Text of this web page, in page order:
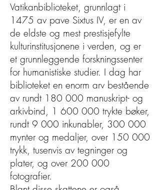
Vatikanbiblioteket, grunnlagt i
1475 av pave Sixtus IV, er en av
de eldste og mest prestisjefylte
kulturinstitusjonene i verden, og er
et grunnleggende forskningssenter
for humanistiske studier. I dag har
biblioteket en enorm arv bestående
av rundt 180 000 manuskript- og
arkivbind, 1 600 000 trykte bøker,
rundt 9 000 inkunabler, 300 000
mynter og medaljer, over 150 000
trykk, tusenvis av tegninger og
plater, og over 200 000
fotografier.